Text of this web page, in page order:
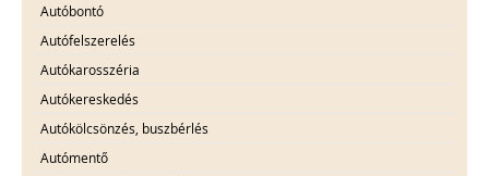
Autóbontó
Autófelszerelés
Autókarosszéria
Autókereskedés
Autókölcsönzés, buszbérlés
Autómentő